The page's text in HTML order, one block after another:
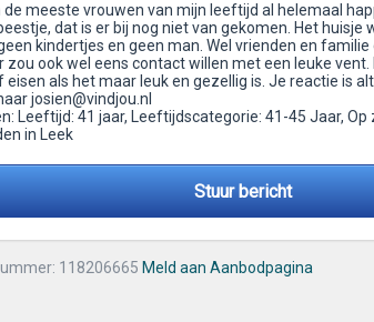
de meeste vrouwen van mijn leeftijd al helemaal
dat is er bij nog niet van gekomen. Het huisje
kindertjes en geen man. Wel vrienden en
zou ook wel eens contact willen met een leuke vent.
eisen als het maar leuk en gezellig is. Je reactie is
josien@vindjou.nl
Leeftijd: 41 jaar, Leeftijdscategorie: 41-45 Jaar, Op
in Leek
Stuur bericht
118206665 Meld aan Aanbodpagina